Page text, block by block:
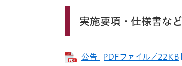
実施要項・仕様書など
公告 [PDFファイル／22KB]